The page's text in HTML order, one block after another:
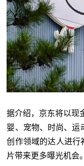
据介绍，京东将以现
婴、宠物、时尚、运
创作领域的达人进行
片带来更多曝光机会。